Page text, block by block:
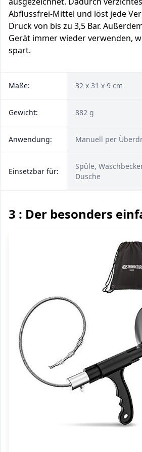
Abflussfrei-Mittel und löst jede
Druck von bis zu 3,5 Bar.
Gerät immer wieder verwenden,
spart.
Maße: 32 x 31 x 9 cm
Gewicht: 882 g
Anwendung: Manuell per
Einsetzbar für:
Spüle,
Dusche
3 : Der besonders